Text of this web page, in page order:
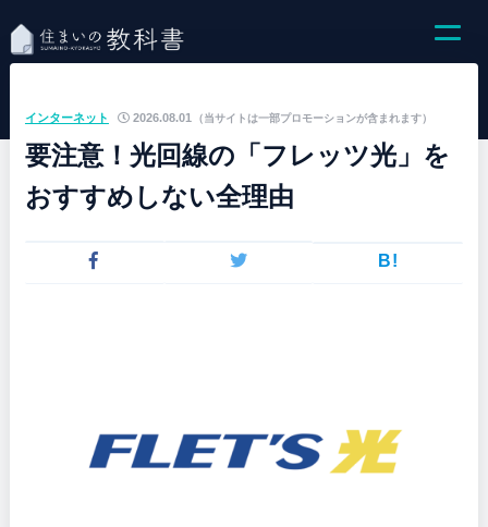
（当サイトは一部プロモーションが含まれます）
インターネット 2026.08.01
要注意！光回線の「フレッツ光」を
おすすめしない全理由
B!